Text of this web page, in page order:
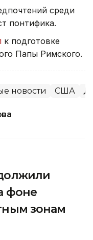
среди
понтифика.
к подготовке
Папы Римского.
новости США
фоне
зонам